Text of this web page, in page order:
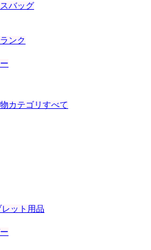
バッグ
ンク
カテゴリすべて
ット用品